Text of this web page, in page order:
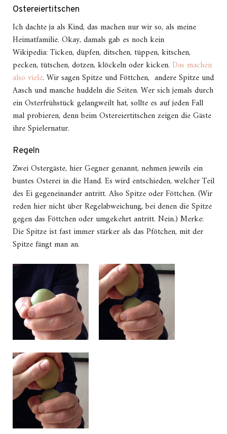
Ostereiertitschen
Ich dachte ja als Kind, das machen nur wir so, als meine
Heimatfamilie. Okay, damals gab es noch kein
Wikipedia: Ticken, düpfen, ditschen, tüppen, kitschen,
pecken, tütschen, dotzen, klöckeln oder kicken. Das machen
also viele. Wir sagen Spitze und Föttchen, andere Spitze und
Aasch und manche huddeln die Seiten. Wer sich jemals durch
ein Osterfrühstück gelangweilt hat, sollte es auf jeden Fall
mal probieren, denn beim Ostereiertitschen zeigen die Gäste
ihre Spielernatur.
Regeln
Zwei Ostergäste, hier Gegner genannt, nehmen jeweils ein
buntes Osterei in die Hand. Es wird entschieden, welcher Teil
des Ei gegeneinander antritt. Also Spitze oder Föttchen. (Wir
reden hier nicht über Regelabweichung, bei denen die Spitze
gegen das Föttchen oder umgekehrt antritt. Nein.) Merke:
Die Spitze ist fast immer stärker als das Pfötchen, mit der
Spitze fängt man an.